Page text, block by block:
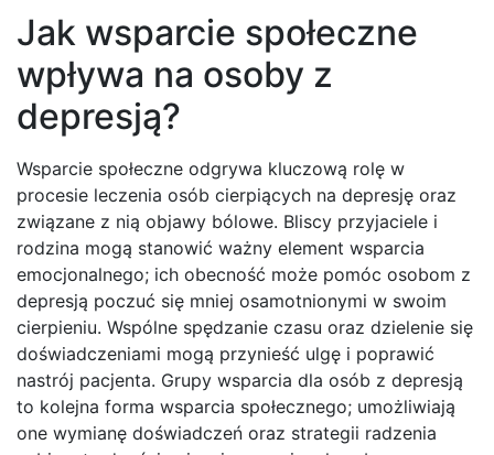
Jak wsparcie społeczne
wpływa na osoby z
depresją?
Wsparcie społeczne odgrywa kluczową rolę w
procesie leczenia osób cierpiących na depresję oraz
związane z nią objawy bólowe. Bliscy przyjaciele i
rodzina mogą stanowić ważny element wsparcia
emocjonalnego; ich obecność może pomóc osobom z
depresją poczuć się mniej osamotnionymi w swoim
cierpieniu. Wspólne spędzanie czasu oraz dzielenie się
doświadczeniami mogą przynieść ulgę i poprawić
nastrój pacjenta. Grupy wsparcia dla osób z depresją
to kolejna forma wsparcia społecznego; umożliwiają
one wymianę doświadczeń oraz strategii radzenia